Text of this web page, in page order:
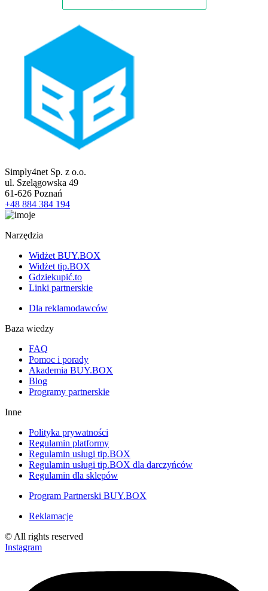
Simply4net Sp. z o.o.
ul. Szelągowska 49
61-626 Poznań
+48 884 384 194
Narzędzia
Widżet BUY.BOX
Widżet tip.BOX
Gdziekupić.to
Linki partnerskie
Dla reklamodawców
Baza wiedzy
FAQ
Pomoc i porady
Akademia BUY.BOX
Blog
Programy partnerskie
Inne
Polityka prywatności
Regulamin platformy
Regulamin usługi tip.BOX
Regulamin usługi tip.BOX dla darczyńców
Regulamin dla sklepów
Program Partnerski BUY.BOX
Reklamacje
© All rights reserved
Instagram